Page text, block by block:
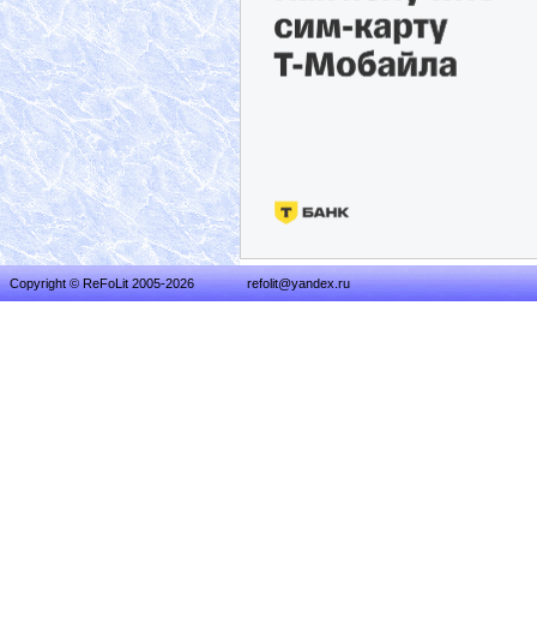
Copyright © ReFoLit 2005-2026 refolit@yandex.ru